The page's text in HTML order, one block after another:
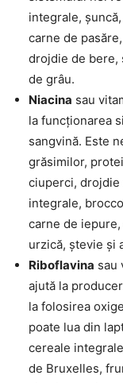
integrale,
carne de
drojdie de bere,
de grâu.
Niacina sau
la funcționarea
sangvină. Este
grăsimilor,
ciuperci, drojdie
integrale,
carne de
urzică, ștevie și
Riboflavina sau
ajută la
la folosirea
poate lua din
cereale
de Bruxelles,